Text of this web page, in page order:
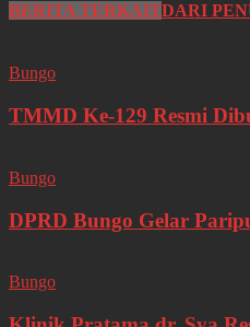
BERITA TERKAITDARI
Bungo
TMMD Ke-129 Resmi
Bungo
DPRD Bungo Gelar
Bungo